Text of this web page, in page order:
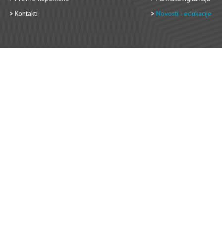
Kontakti
Novosti i edukacije